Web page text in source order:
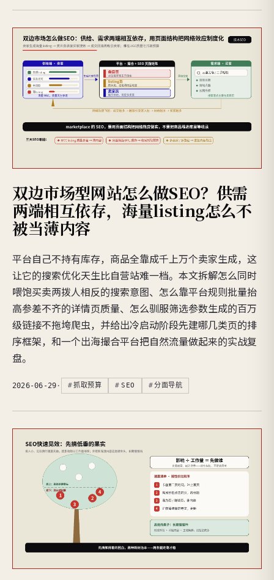
双边市场型网站怎么做SEO？供需
两端相互依存，海量listing怎么不
被当薄内容
平台自己不持有库存，商品全靠成千上万个卖家生成，这
让它的搜索优化天生比自营站难一档。本文拆解怎么同时
喂饱买卖两拨人相反的搜索意图、怎么靠平台规则批量抬
高参差不齐的详情页质量、怎么驯服筛选参数生成的百万
级链接不拖垮爬虫，并给出冷启动阶段先建哪几类页的排
序框架，和一个出海撮合平台把自然流量做起来的实战复
盘。
2026-06-29 · 抓取预算 SEO 分面导航